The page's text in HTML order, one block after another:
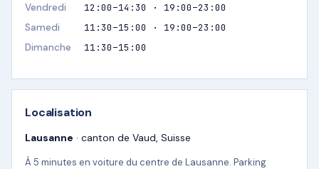
Vendredi
12:00–14:30 · 19:00–23:00
Samedi
11:30–15:00 · 19:00–23:00
Dimanche
11:30–15:00
Localisation
Lausanne · canton de Vaud, Suisse
À 5 minutes en voiture du centre de Lausanne. Parking